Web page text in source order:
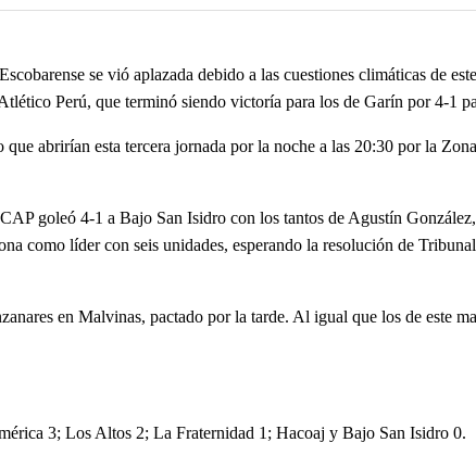
se vió aplazada debido a las cuestiones climáticas de
Perú, que terminó siendo victoría para los de Garín por 4-1
abrirían esta tercera jornada por la noche a las 20:30 por la
goleó 4-1 a Bajo San Isidro con los tantos de Agustín
como líder con seis unidades, esperando la resolución de
en Malvinas, pactado por la tarde. Al igual que los de este
3; Los Altos 2; La Fraternidad 1; Hacoaj y Bajo San Isidro 0.